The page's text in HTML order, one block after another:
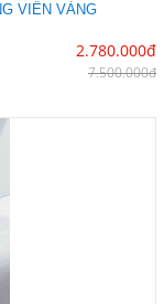
VIỀN VÀNG
2.780.000đ
7.500.000đ